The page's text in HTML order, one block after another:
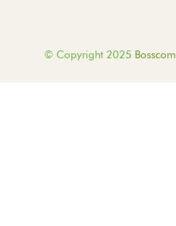
© Copyright 2025 Bosscom